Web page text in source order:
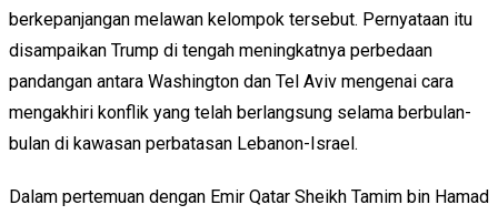
berkepanjangan melawan kelompok tersebut. Pernyataan itu
disampaikan Trump di tengah meningkatnya perbedaan
pandangan antara Washington dan Tel Aviv mengenai cara
mengakhiri konflik yang telah berlangsung selama berbulan-
bulan di kawasan perbatasan Lebanon-Israel.
Dalam pertemuan dengan Emir Qatar Sheikh Tamim bin Hamad